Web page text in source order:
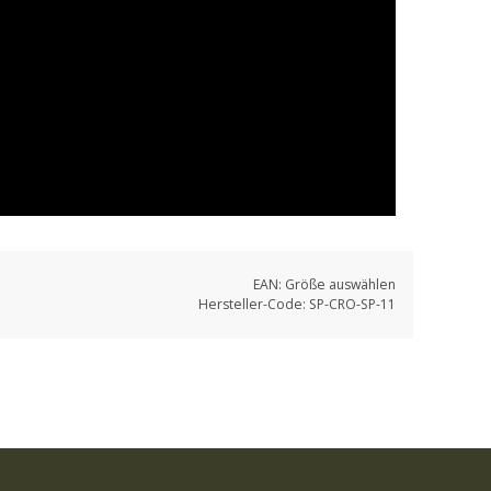
EAN: Größe auswählen
Hersteller-Code: SP-CRO-SP-11